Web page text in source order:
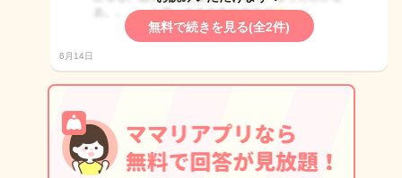
無料で続きを見る(全2件)
6月14日